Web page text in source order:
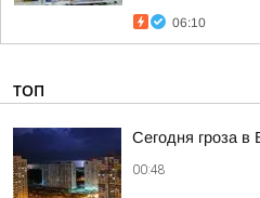
06:10
ТОП
Сегодня гроза в
00:48